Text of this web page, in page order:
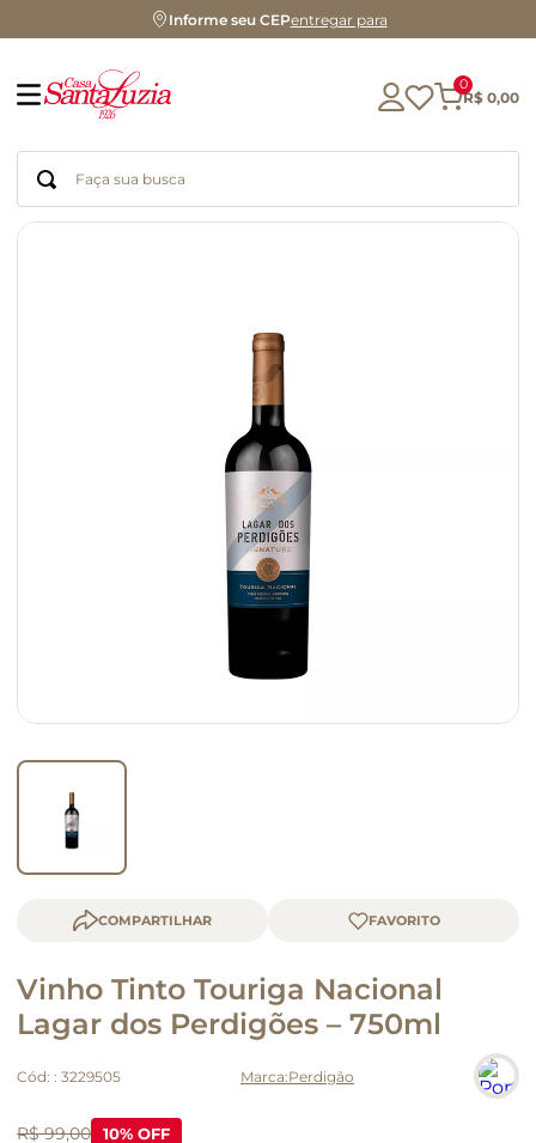
Informe seu CEPentregar para
0
R$ 0,00
Faça sua busca
COMPARTILHAR
Vinho Tinto Touriga Nacional
Lagar dos Perdigões – 750ml
Cód: : 3229505 Perdigão
R$ 99,00 10% OFF